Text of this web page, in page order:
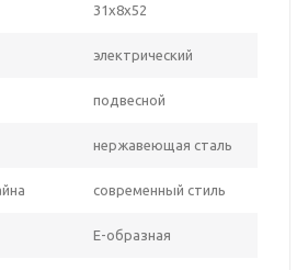
31x8x52
электрический
подвесной
нержавеющая сталь
современный стиль
Е-образная